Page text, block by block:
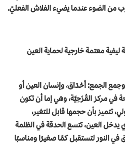
من الضوء عندما يضيء الفلاش الفعليّ.
ليفية معتمة خارجية لحمايةالعين
الجمع: أحْـدَاق، وإنسان العين أو
في مركز القُـزَحِيَّة، وهي إما أن تكون
تتميز بأن حجمها قابل للتغير،
يدخلالعين، تتسع الحدقة في الظلمة
النور لتستقبل كمًا صغيرًا ومناسبًا